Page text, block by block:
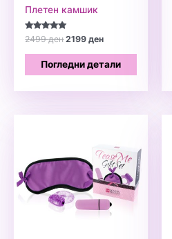
Плетен камшик
Оценето
5.00
од 5
2499денOriginal
was:
2499 ден.
2199денCurrent
is:
Погледни детали